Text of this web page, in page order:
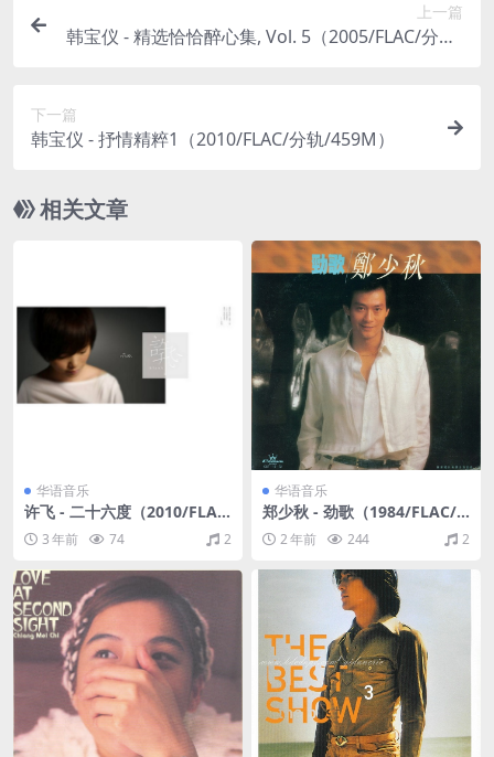
上一篇
韩宝仪 - 精选恰恰醉心集, Vol. 5（2005/FLAC/分轨/
下一篇
韩宝仪 - 抒情精粹1（2010/FLAC/分轨/459M）
相关文章
华语音乐
许飞 - 二十六度（2010/FLA
C/EP分轨/249M）
3 年前 74 2
华语音乐
郑少秋 - 劲歌（1984/FLAC/
分轨/242M）
2 年前 244 2